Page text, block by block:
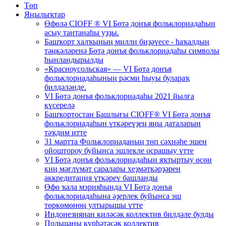
Төп
Яңылыҡтар
Өфөлә CIOFF ® VI Бөтә донъя фольклориадаһын
асыу тантанаһы уҙҙы.
Башҡорт халҡының милли биҙәүесе - һаҡалдың
тәңкәләренә Бөтә донъя фольклориадаһы символы
һынландырылды
«Красноусольская» — VI Бөтә донъя
фольклориадаһының рәсми һыуы булараҡ
билдәләнде.
VI Бөтә донъя фольклориадаһы 2021 йылға
күсерелә
Башҡортостан Башлығы CIOFF® VI Бөтә донъя
фольклориадаһын үткәреүҙең яңы даталарын
тәҡдим итте
31 мартта Фольклориаданың төп сәхнәһе эшен
ойоштороу буйынса эшлекле осрашыу үтте
VI Бөтә донъя фольклориадаһын яҡтыртыу өсөн
киң мәғлүмәт саралары хеҙмәткәрҙәрен
аккредитация үткәреү башланды
Өфө ҡала мэрияһында VI Бөтә донъя
фольклориадаһына әҙерлек буйынса эш
төркөмөнөң ултырышы үтте
Индонезиянан киләсәк коллектив билдәле булды
Польшаны күрһәтәсәк коллектив